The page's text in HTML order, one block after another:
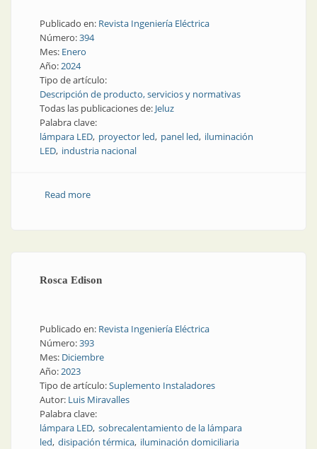
Publicado en: Revista Ingeniería Eléctrica
Número:394
Mes: Enero
Año:2024
Tipo de artículo:
Descripción de producto, servicios y normativas
Todas las publicaciones de: Jeluz
Palabra clave:
lámpara LED proyector led panel led iluminación
LED industria nacional
Read moreabout Jeluz presenta su nueva línea de iluminación
Rosca Edison
Publicado en: Revista Ingeniería Eléctrica
Número:393
Mes: Diciembre
Año:2023
Tipo de artículo:Suplemento Instaladores
Autor: Luis Miravalles
Palabra clave:
lámpara LED sobrecalentamiento de la lámpara
led disipación térmica iluminación domiciliaria